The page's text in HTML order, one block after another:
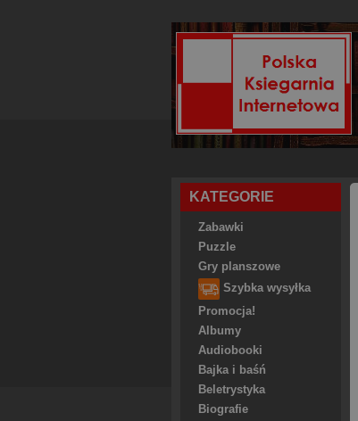
KATEGORIE
Zabawki
Puzzle
Gry planszowe
Szybka wysyłka
Promocja!
Albumy
Audiobooki
Bajka i baśń
Beletrystyka
Biografie